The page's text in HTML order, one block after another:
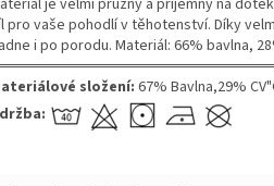
pro vaše pohodlí v těhotenství. Díky
i po porodu. Materiál: 66% bavlna,
složení: 67% Bavlna,29%